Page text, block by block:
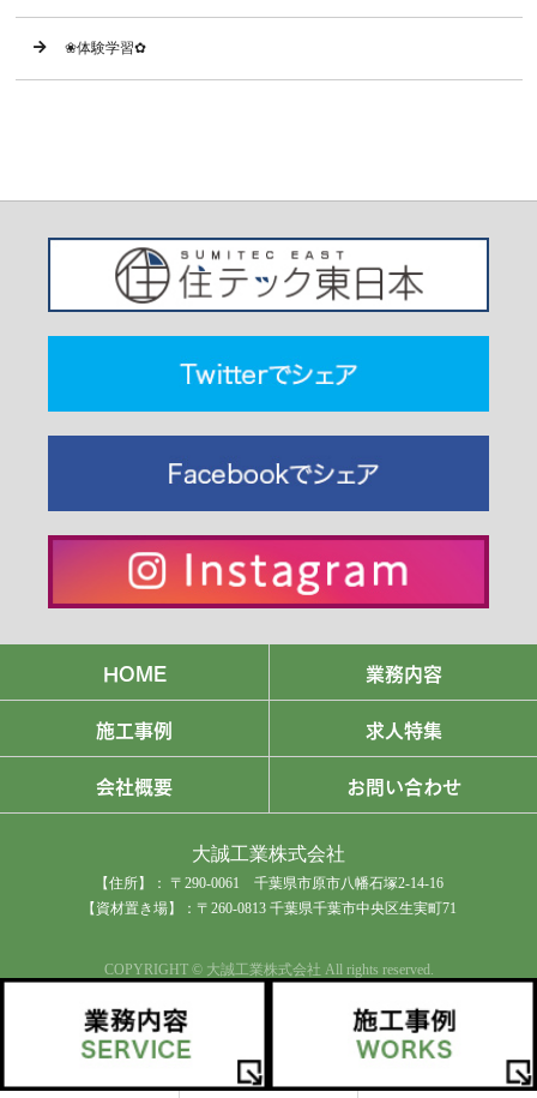
❀体験学習✿
HOME
業務内容
施工事例
求人特集
会社概要
お問い合わせ
大誠工業株式会社
【住所】： 〒290-0061 千葉県市原市八幡石塚2-14-16
【資材置き場】：〒260-0813 千葉県千葉市中央区生実町71
COPYRIGHT © 大誠工業株式会社 All rights reserved.